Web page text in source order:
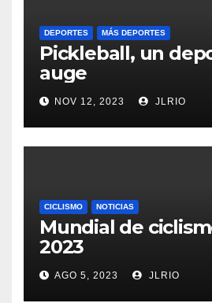
DEPORTES MÁS DEPORTES
Pickleball, un
auge
NOV 12, 2023 JLRIO
CICLISMO NOTICIAS
Mundial de
2023
AGO 5, 2023 JLRIO